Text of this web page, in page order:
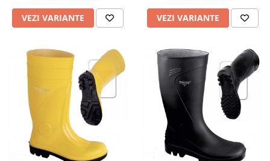
VEZI VARIANTE VEZI VARIANTE